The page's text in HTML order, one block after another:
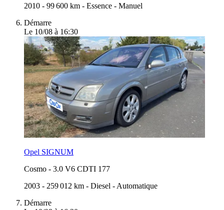
2010 - 99 600 km - Essence - Manuel
Démarre
Le 10/08 à 16:30
Opel SIGNUM
Cosmo - 3.0 V6 CDTI 177
2003 - 259 012 km - Diesel - Automatique
Démarre